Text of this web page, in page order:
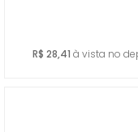
R$ 28,41 à vista no